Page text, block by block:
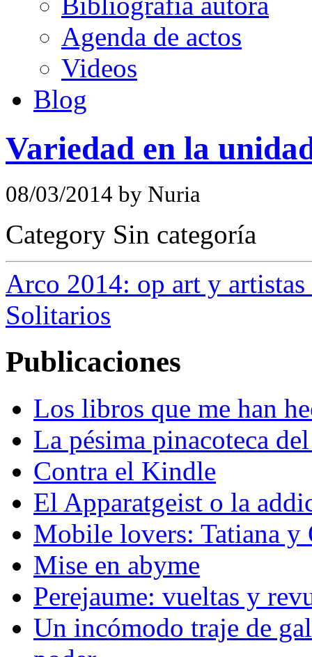
Agenda de actos
Videos
Blog
Variedad en la
08/03/2014 by Nuria
Category Sin categoría
Arco 2014: op art y artistas
Solitarios
Publicaciones
Los libros que me han
La pésima pinacoteca
Contra el Kindle
El Apparatgeist o la
Mobile lovers: Tatiana y
Mise en abyme
Perejaume: vueltas y
Un incómodo traje de